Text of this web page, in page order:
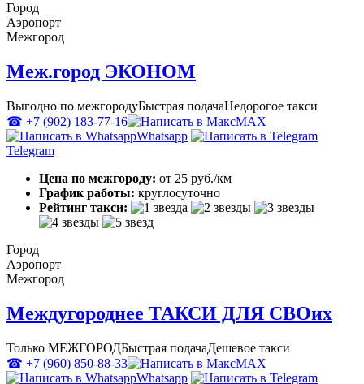
Город
Аэропорт
Межгород
Меж.город ЭКОНОМ
Выгодно по межгородуБыстрая подачаНедорогое такси
☎ +7 (902) 183-77-16
MAX
Whatsapp
Telegram
Цена по межгороду: от 25 руб./км
График работы: круглосуточно
Рейтинг такси:
Город
Аэропорт
Межгород
Междугороднее ТАКСИ ДЛЯ СВОих
Только МЕЖГОРОДБыстрая подачаДешевое такси
☎ +7 (960) 850-88-33
MAX
Whatsapp